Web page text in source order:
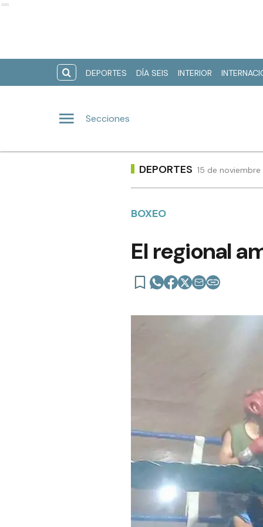
Ads
DEPORTES DÍA SEIS INTERIOR
Secciones
DEPORTES 15 de
BOXEO
El regional